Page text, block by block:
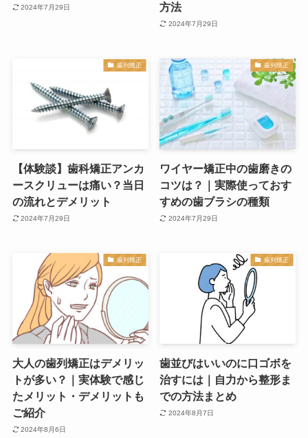
2024年7月29日
方法
2024年7月29日
歯列矯正
【体験談】歯科矯正アンカ
ースクリューは痛い？当日
の流れとデメリット
2024年7月29日
歯列矯正
ワイヤー矯正中の歯磨きの
コツは？｜実際使っておす
すめの歯ブラシの種類
2024年7月29日
歯列矯正
大人の歯列矯正はデメリッ
トが多い？｜実体験で感じ
たメリット・デメリットも
ご紹介
2024年8月6日
歯列矯正
歯並びはいいのに口ゴボを
治すには｜自力から整形ま
での方法まとめ
2024年8月7日